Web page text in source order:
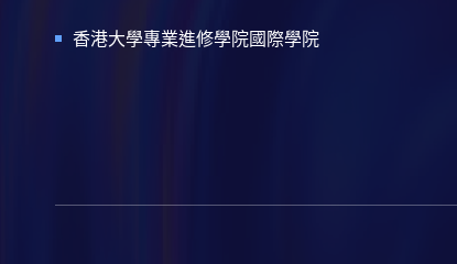
香港大學專業進修學院國際學院